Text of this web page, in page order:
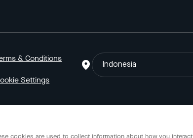
& Conditions
Settings
Indonesia
cookies are used to collect information about how you interact